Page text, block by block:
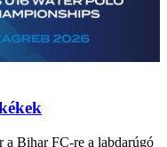
a Bihar FC-re a labdarúgó